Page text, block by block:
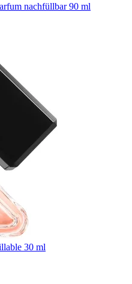
nachfüllbar 90 ml
30 ml